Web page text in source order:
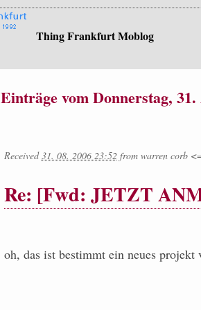
Thing Frankfurt Moblog
Einträge vom Donnerstag, 31.
Received31. 08. 2006 23:52from warren corb
Re: [Fwd: JETZT
oh, das ist bestimmt ein neues projekt